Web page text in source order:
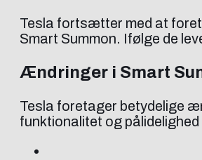
Tesla fortsætter med at
Smart Summon. Ifølge de
Ændringer i Smart
Tesla foretager betydelige
funktionalitet og